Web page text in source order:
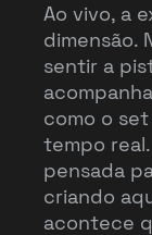
Ao vivo, a
dimensão.
sentir a
como o
tempo
pensada
criando
acontece